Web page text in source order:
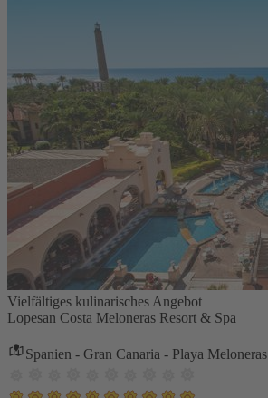
Vielfältiges kulinarisches Angebot
Lopesan Costa Meloneras Resort & Spa
Spanien - Gran Canaria - Playa Meloneras